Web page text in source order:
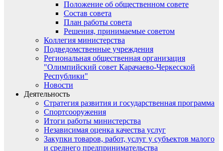
Положение об общественном совете
Состав совета
План работы совета
Решения, принимаемые советом
Коллегия министерства
Подведомственные учреждения
Региональная общественная организация
"Олимпийский совет Карачаево-Черкесской
Республики"
Новости
Деятельность
Стратегия развития и государственная программа
Спортсооружения
Итоги работы министерства
Независимая оценка качества услуг
Закупки товаров, работ, услуг у субъектов малого
и среднего предпринимательства